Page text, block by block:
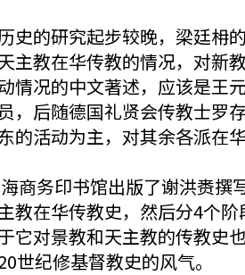
史的研究起步较晚，梁廷枏
主教在华传教的情况，对新
情况的中文著述，应该是
，后随德国礼贤会传教士罗
的活动为主，对其余各派在
商务印书馆出版了谢洪赉
教在华传教史，然后分4个
它对景教和天主教的传教史
世纪修基督教史的风气。